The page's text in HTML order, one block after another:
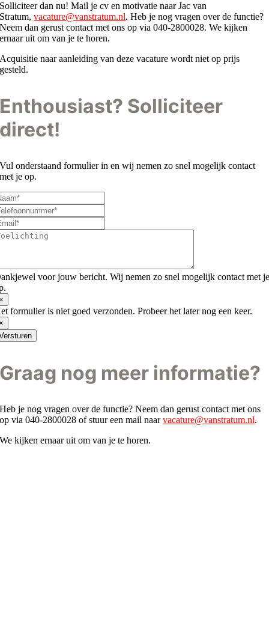
Solliciteer dan nu! Mail je cv en motivatie naar Jac van
Stratum,vacature@vanstratum.nl. Heb je nog vragen over de functie?
Neem dan gerust contact met ons op via 040-2800028. We kijken
ernaar uit om van je te horen.
Acquisitie naar aanleiding van deze vacature wordt niet op prijs
gesteld.
Enthousiast? Solliciteer
direct!
Vul onderstaand formulier in en wij nemen zo snel mogelijk contact
met je op.
voor jouw bericht. Wij nemen zo snel mogelijk contact met
formulier is niet goed verzonden. Probeer het later nog een keer.
Graag nog meer informatie?
Heb je nog vragen over de functie? Neem dan gerust contact met ons
op via 040-2800028 of stuur een mail naarvacature@vanstratum.nl.
We kijken ernaar uit om van je te horen.